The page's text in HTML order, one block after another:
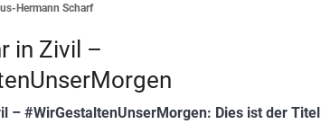
Hermann Scharf
in Zivil –
– #WirGestaltenUnserMorgen: Dies ist der Titel